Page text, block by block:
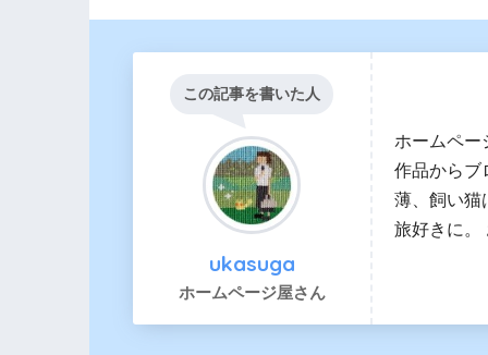
この記事を書いた人
ukasuga
ホームページ屋さん
ホームペー
作品からブ
薄、飼い猫
旅好きに。